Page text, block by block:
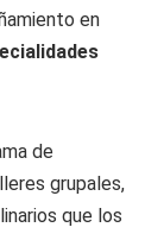
en
de
grupales,
que los